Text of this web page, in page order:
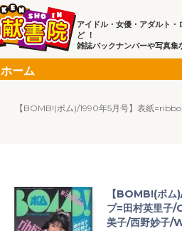
アイドル・女優・アダルト
ど ！
雑誌バックナンバーや写真集
ホーム
【BOMB!(ボム)/1990年5月号】表紙
【BOMB!(ボ
プ=田村英里子/
美子/西野妙子/